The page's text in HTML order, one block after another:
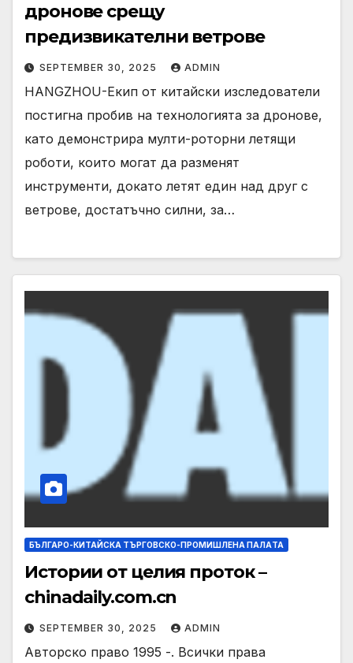
дронове срещу
предизвикателни ветрове
SEPTEMBER 30, 2025 ADMIN
HANGZHOU-Екип от китайски изследователи
постигна пробив на технологията за дронове,
като демонстрира мулти-роторни летящи
роботи, които могат да разменят
инструменти, докато летят един над друг с
ветрове, достатъчно силни, за…
БЪЛГАРО-КИТАЙСКА ТЪРГОВСКО-ПРОМИШЛЕНА ПАЛAТА
Истории от целия проток –
chinadaily.com.cn
SEPTEMBER 30, 2025 ADMIN
Авторско право 1995 -. Всички права